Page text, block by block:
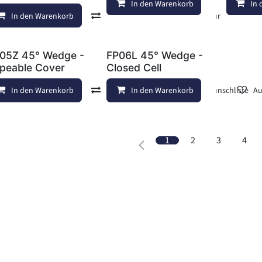
In den Warenkorb Vergleichen Auf die Wunschliste
In den Warenkorb In
45° Wedge -
Cover
In den Warenkorb Vergleichen Auf die Wunschliste
FP06L 45° Wedge -
Closed Cell
In den Warenkorb
1 2 3 4